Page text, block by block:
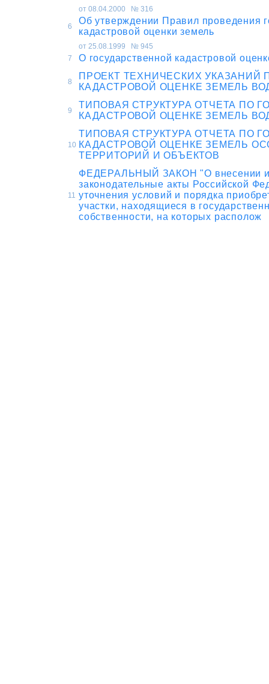
от 08.04.2000 № 316
6
Об утверждении Правил проведения
кадастровой оценки земель
от 25.08.1999 № 945
7
О государственной кадастровой
8
ПРОЕКТ ТЕХНИЧЕСКИХ УКАЗАНИЙ
КАДАСТРОВОЙ ОЦЕНКЕ ЗЕМЕЛЬ
9
ТИПОВАЯ СТРУКТУРА ОТЧЕТА ПО
КАДАСТРОВОЙ ОЦЕНКЕ ЗЕМЕЛЬ
10
ТИПОВАЯ СТРУКТУРА ОТЧЕТА ПО
КАДАСТРОВОЙ ОЦЕНКЕ ЗЕМЕЛЬ
ТЕРРИТОРИЙ И ОБЪЕКТОВ
11
ФЕДЕРАЛЬНЫЙ ЗАКОН "О внесении
законодательные акты Российской
уточнения условий и порядка
участки, находящиеся в
собственности, на которых располож